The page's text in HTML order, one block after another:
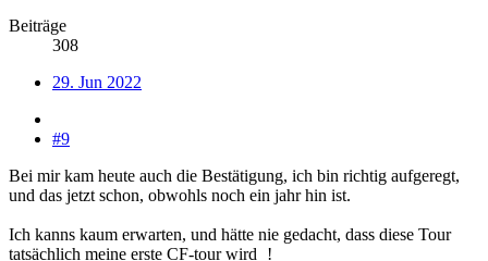
Beiträge
308
29. Jun 2022
#9
Bei mir kam heute auch die Bestätigung, ich bin richtig aufgeregt,
und das jetzt schon, obwohls noch ein jahr hin ist.
Ich kanns kaum erwarten, und hätte nie gedacht, dass diese Tour
tatsächlich meine erste CF-tour wird
!